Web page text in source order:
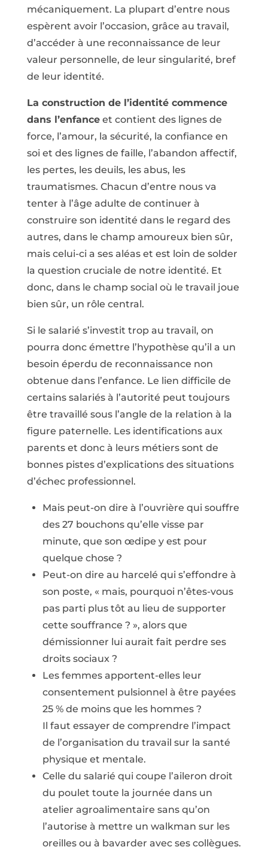
mécaniquement. La plupart d’entre nous
espèrent avoir l’occasion, grâce au travail,
d’accéder à une reconnaissance de leur
valeur personnelle, de leur singularité, bref
de leur identité.
La construction de l’identité commence
dans l’enfanceet contient des lignes de
force, l’amour, la sécurité, la confiance en
soi et des lignes de faille, l’abandon affectif,
les pertes, les deuils, les abus, les
traumatismes. Chacun d’entre nous va
tenter à l’âge adulte de continuer à
construire son identité dans le regard des
autres, dans le champ amoureux bien sûr,
mais celui-ci a ses aléas et est loin de solder
la question cruciale de notre identité. Et
donc, dans le champ social où le travail joue
bien sûr, un rôle central.
Si le salarié s’investit trop au travail, on
pourra donc émettre l’hypothèse qu’il a un
besoin éperdu de reconnaissance non
obtenue dans l’enfance. Le lien difficile de
certains salariés à l’autorité peut toujours
être travaillé sous l’angle de la relation à la
figure paternelle. Les identifications aux
parents et donc à leurs métiers sont de
bonnes pistes d’explications des situations
d’échec professionnel.
Mais peut-on dire à l’ouvrière qui souffre
des 27 bouchons qu’elle visse par
minute, que son œdipe y est pour
quelque chose ?
Peut-on dire au harcelé qui s’effondre à
son poste, « mais, pourquoi n’êtes-vous
pas parti plus tôt au lieu de supporter
cette souffrance ? », alors que
démissionner lui aurait fait perdre ses
droits sociaux ?
Les femmes apportent-elles leur
consentement pulsionnel à être payées
25 % de moins que les hommes ?
Il faut essayer de comprendre l’impact
de l’organisation du travail sur la santé
physique et mentale.
Celle du salarié qui coupe l’aileron droit
du poulet toute la journée dans un
atelier agroalimentaire sans qu’on
l’autorise à mettre un walkman sur les
oreilles ou à bavarder avec ses collègues.